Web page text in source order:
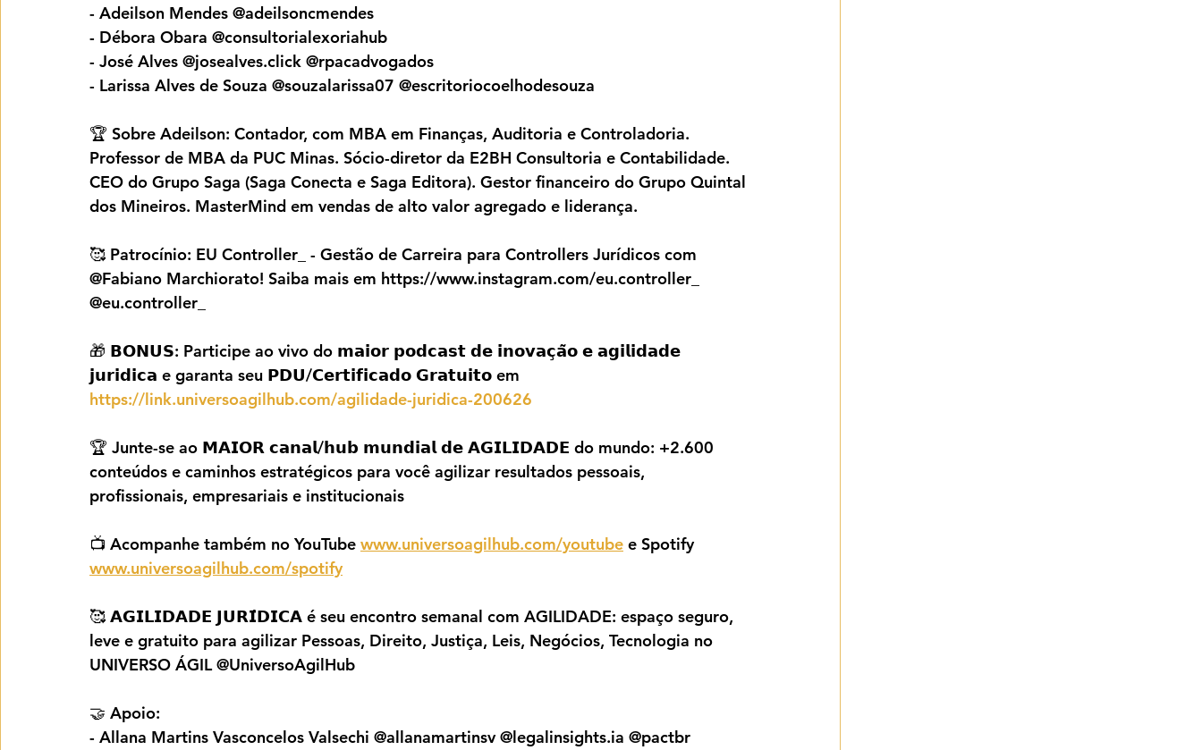
- Adeilson Mendes @adeilsoncmendes
- Débora Obara @consultorialexoriahub
- José Alves @josealves.click @rpacadvogados
- Larissa Alves de Souza @souzalarissa07 @escritoriocoelhodesouza
🏆 Sobre Adeilson: Contador, com MBA em Finanças, Auditoria e Controladoria.
Professor de MBA da PUC Minas. Sócio-diretor da E2BH Consultoria e Contabilidade.
CEO do Grupo Saga (Saga Conecta e Saga Editora). Gestor financeiro do Grupo Quintal
dos Mineiros. MasterMind em vendas de alto valor agregado e liderança.
🥰 Patrocínio: EU Controller_ - Gestão de Carreira para Controllers Jurídicos com
@Fabiano Marchiorato! Saiba mais em https://www.instagram.com/eu.controller_
@eu.controller_
🎁 𝗕𝗢𝗡𝗨𝗦: Participe ao vivo do 𝗺𝗮𝗶𝗼𝗿 𝗽𝗼𝗱𝗰𝗮𝘀𝘁 𝗱𝗲 𝗶𝗻𝗼𝘃𝗮𝗰̧𝗮̃𝗼 𝗲 𝗮𝗴𝗶𝗹𝗶𝗱𝗮𝗱𝗲
𝗷𝘂𝗿𝗶𝗱𝗶𝗰𝗮 e garanta seu 𝗣𝗗𝗨/𝗖𝗲𝗿𝘁𝗶𝗳𝗶𝗰𝗮𝗱𝗼 𝗚𝗿𝗮𝘁𝘂𝗶𝘁𝗼 em
https://link.universoagilhub.com/agilidade-juridica-200626
🏆 Junte-se ao 𝗠𝗔𝗜𝗢𝗥 𝗰𝗮𝗻𝗮𝗹/𝗵𝘂𝗯 𝗺𝘂𝗻𝗱𝗶𝗮𝗹 𝗱𝗲 𝗔𝗚𝗜𝗟𝗜𝗗𝗔𝗗𝗘 do mundo: +2.600
conteúdos e caminhos estratégicos para você agilizar resultados pessoais,
profissionais, empresariais e institucionais
📺 Acompanhe também no YouTube www.universoagilhub.com/youtube e Spotify
www.universoagilhub.com/spotify
🥰 𝗔𝗚𝗜𝗟𝗜𝗗𝗔𝗗𝗘 𝗝𝗨𝗥𝗜́𝗗𝗜𝗖𝗔 é seu encontro semanal com AGILIDADE: espaço seguro,
leve e gratuito para agilizar Pessoas, Direito, Justiça, Leis, Negócios, Tecnologia no
UNIVERSO ÁGIL @UniversoAgilHub
🤝 Apoio:
- Allana Martins Vasconcelos Valsechi @allanamartinsv @legalinsights.ia @pactbr